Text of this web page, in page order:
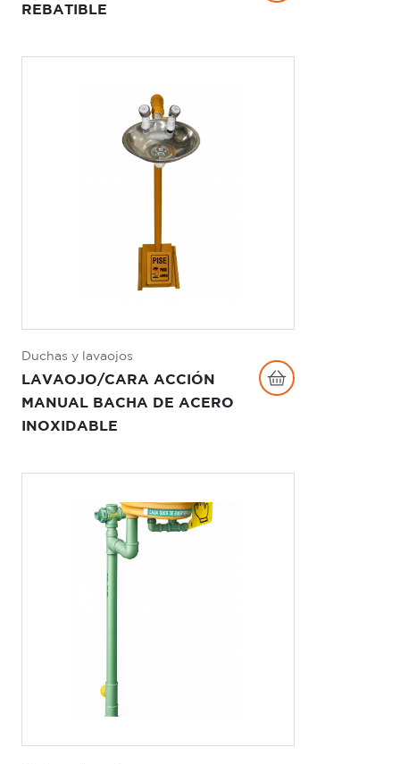
REBATIBLE
Duchas y lavaojos
LAVAOJO/CARA ACCIÓN
MANUAL BACHA DE ACERO
INOXIDABLE